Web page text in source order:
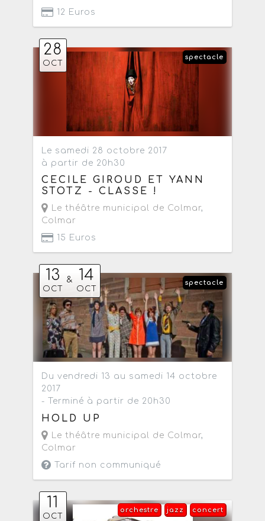
12 Euros
28
OCT
spectacle
Le samedi 28 octobre 2017
à partir de 20h30
CECILE GIROUD ET YANN
STOTZ - CLASSE !
Le théâtre municipal de Colmar,
Colmar
15 Euros
13
OCT
& 14
OCT
spectacle
Du vendredi 13 au samedi 14 octobre
2017
- Terminé à partir de 20h30
HOLD UP
Le théâtre municipal de Colmar,
Colmar
Tarif non communiqué
11
OCT
concert
jazz
orchestre